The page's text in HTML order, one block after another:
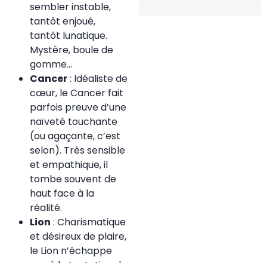
sembler instable,
tantôt enjoué,
tantôt lunatique.
Mystère, boule de
gomme…
Cancer: Idéaliste de
cœur, le Cancer fait
parfois preuve d’une
naïveté touchante
(ou agaçante, c’est
selon). Très sensible
et empathique, il
tombe souvent de
haut face à la
réalité.
Lion : Charismatique
et désireux de plaire,
le Lion n’échappe